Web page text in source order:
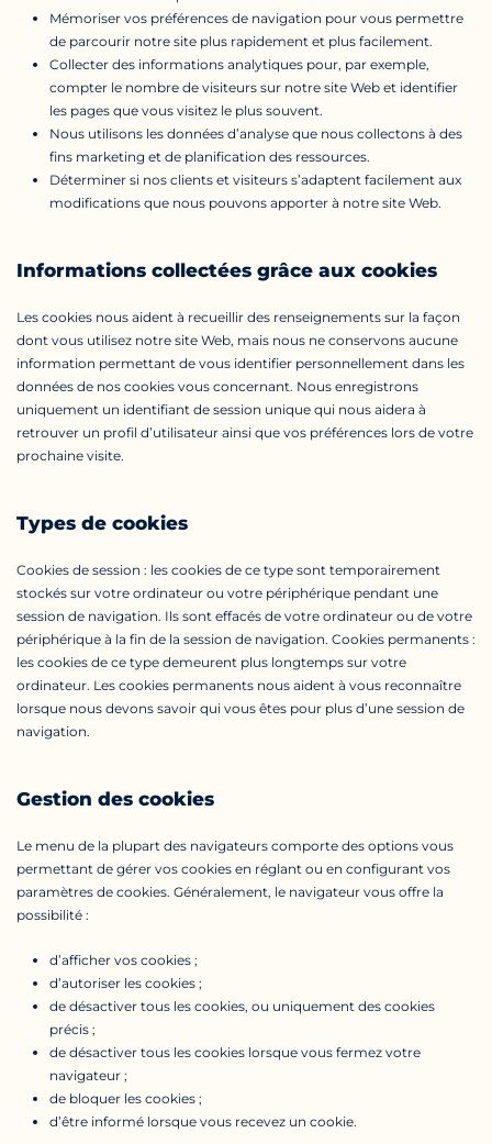
Mémoriser vos préférences de navigation pour vous permettre
de parcourir notre site plus rapidement et plus facilement.
Collecter des informations analytiques pour, par exemple,
compter le nombre de visiteurs sur notre site Web et identifier
les pages que vous visitez le plus souvent.
Nous utilisons les données d’analyse que nous collectons à des
fins marketing et de planification des ressources.
Déterminer si nos clients et visiteurs s’adaptent facilement aux
modifications que nous pouvons apporter à notre site Web.
Informations collectées grâce aux cookies
Les cookies nous aident à recueillir des renseignements sur la façon
dont vous utilisez notre site Web, mais nous ne conservons aucune
information permettant de vous identifier personnellement dans les
données de nos cookies vous concernant. Nous enregistrons
uniquement un identifiant de session unique qui nous aidera à
retrouver un profil d’utilisateur ainsi que vos préférences lors de votre
prochaine visite.
Types de cookies
Cookies de session : les cookies de ce type sont temporairement
stockés sur votre ordinateur ou votre périphérique pendant une
session de navigation. Ils sont effacés de votre ordinateur ou de votre
périphérique à la fin de la session de navigation. Cookies permanents :
les cookies de ce type demeurent plus longtemps sur votre
ordinateur. Les cookies permanents nous aident à vous reconnaître
lorsque nous devons savoir qui vous êtes pour plus d’une session de
navigation.
Gestion des cookies
Le menu de la plupart des navigateurs comporte des options vous
permettant de gérer vos cookies en réglant ou en configurant vos
paramètres de cookies. Généralement, le navigateur vous offre la
possibilité :
d’afficher vos cookies ;
d’autoriser les cookies ;
de désactiver tous les cookies, ou uniquement des cookies
précis ;
de désactiver tous les cookies lorsque vous fermez votre
navigateur ;
de bloquer les cookies ;
d’être informé lorsque vous recevez un cookie.